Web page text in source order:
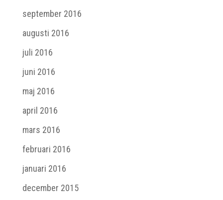
september 2016
augusti 2016
juli 2016
juni 2016
maj 2016
april 2016
mars 2016
februari 2016
januari 2016
december 2015